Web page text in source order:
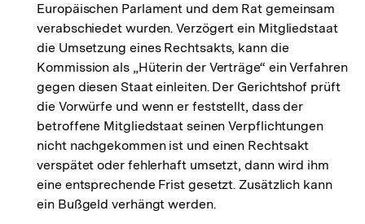
Europäischen Parlament und dem Rat gemeinsam
verabschiedet wurden. Verzögert ein Mitgliedstaat
die Umsetzung eines Rechtsakts, kann die
Kommission als „Hüterin der Verträge“ ein Verfahren
gegen diesen Staat einleiten. Der Gerichtshof prüft
die Vorwürfe und wenn er feststellt, dass der
betroffene Mitgliedstaat seinen Verpflichtungen
nicht nachgekommen ist und einen Rechtsakt
verspätet oder fehlerhaft umsetzt, dann wird ihm
eine entsprechende Frist gesetzt. Zusätzlich kann
ein Bußgeld verhängt werden.